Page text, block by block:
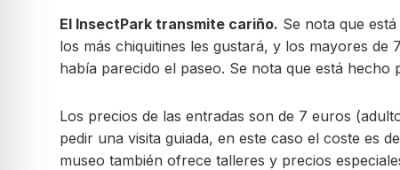
El InsectPark transmite cariño. Se nota que
los más chiquitines les gustará, y los mayores
había parecido el paseo. Se nota que está
Los precios de las entradas son de 7 euros
pedir una visita guiada, en este caso el coste es
museo también ofrece talleres y precios